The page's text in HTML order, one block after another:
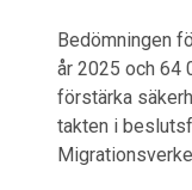
Bedömningen
år 2025 och 64
förstärka
takten i